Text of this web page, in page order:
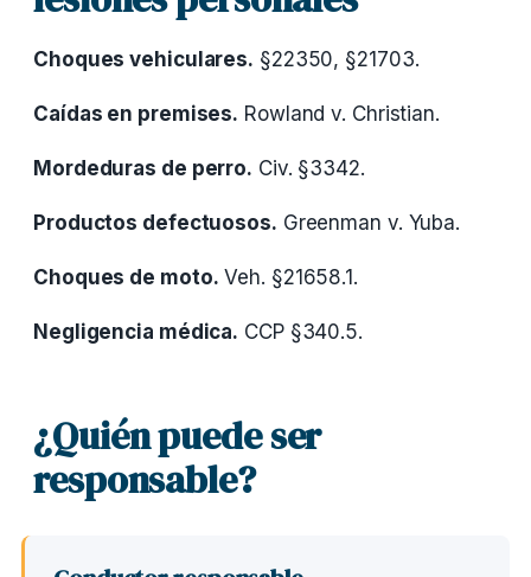
Choques vehiculares. §22350, §21703.
Caídas en premises. Rowland v. Christian.
Mordeduras de perro. Civ. §3342.
Productos defectuosos. Greenman v. Yuba.
Choques de moto. Veh. §21658.1.
Negligencia médica. CCP §340.5.
¿Quién puede ser
responsable?